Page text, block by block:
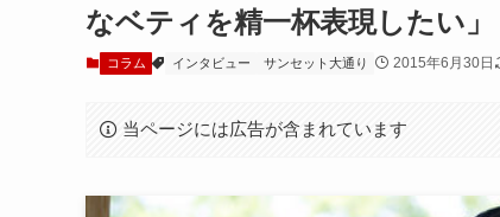
なベティを精一杯表現したい」
コラム インタビュー サンセット大通り 2015年6月30日
当ページには広告が含まれています